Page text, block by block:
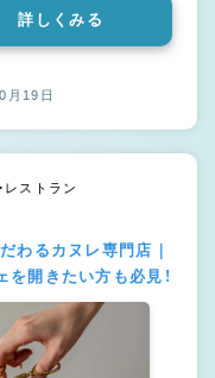
詳しくみる
月19日
レストラン
わるカヌレ専門店｜
開きたい方も必見！